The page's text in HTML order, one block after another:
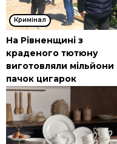
Кримінал
На Рівненщині з
краденого тютюну
виготовляли мільйони
пачок цигарок